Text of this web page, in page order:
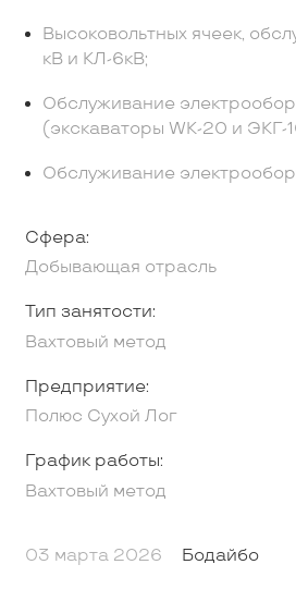
Высоковольтных ячеек,
кВ и КЛ-6кВ;
Обслуживание
(экскаваторы WК-20 и ЭКГ-
Обслуживание
Сфера:
Добывающая отрасль
Тип занятости:
Вахтовый метод
Предприятие:
Полюс Сухой Лог
График работы:
Вахтовый метод
03 марта 2026 Бодайбо